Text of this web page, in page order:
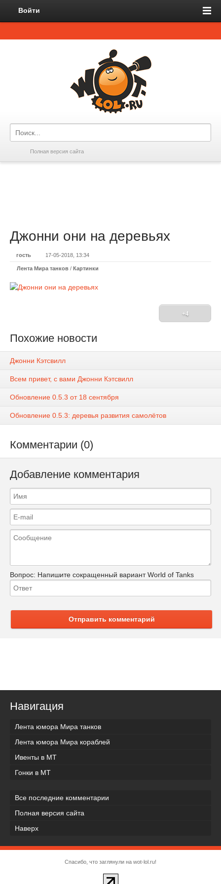
Войти
Полная версия сайта
Джонни они на деревьях
гость 17-05-2018, 13:34
Лента Мира танков / Картинки
+4
Похожие новости
Джонни Кэтсвилл
Всем привет, с вами Джонни Кэтсвилл
Обновление 0.5.3 от 18 сентября
Обновление 0.5.3: деревья развития самолётов
Комментарии (0)
Добавление комментария
Вопрос: Напишите сокращенный вариант World of Tanks
Отправить комментарий
Навигация
Лента юмора Мира танков
Лента юмора Мира кораблей
Ивенты в МТ
Гонки в МТ
Все последние комментарии
Полная версия сайта
Наверх
Спасибо, что заглянули на wot-lol.ru!